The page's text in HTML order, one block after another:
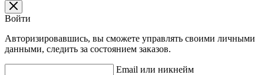
Войти
Авторизировавшись, вы сможете управлять своими личными
данными, следить за состоянием заказов.
Email или никнейм